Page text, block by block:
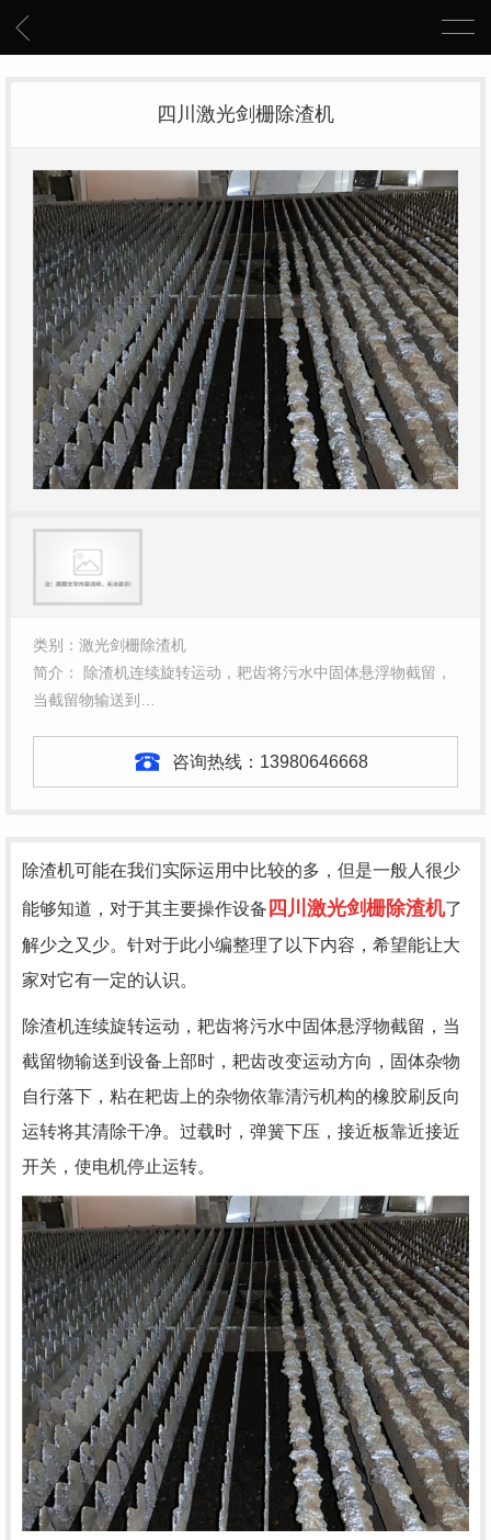
四川激光剑栅除渣机
类别：激光剑栅除渣机
简介： 除渣机连续旋转运动，耙齿将污水中固体悬浮物截留，
当截留物输送到…
咨询热线： 13980646668
除渣机可能在我们实际运用中比较的多，但是一般人很少
能够知道，对于其主要操作设备 四川激光剑栅除渣机了
解少之又少。针对于此小编整理了以下内容，希望能让大
家对它有一定的认识。
除渣机连续旋转运动，耙齿将污水中固体悬浮物截留，当
截留物输送到设备上部时，耙齿改变运动方向，固体杂物
自行落下，粘在耙齿上的杂物依靠清污机构的橡胶刷反向
运转将其清除干净。过载时，弹簧下压，接近板靠近接近
开关，使电机停止运转。